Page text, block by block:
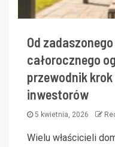
Od
całorocznego
przewodnik
inwestorów
5 kwietnia, 2026
Wielu właścicieli